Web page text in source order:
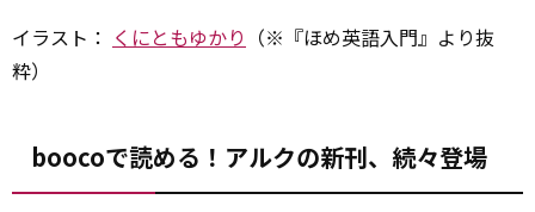
イラスト： くにともゆかり （※『ほめ英語入門』より抜
粋）
boocoで読める！アルクの新刊、続々登場